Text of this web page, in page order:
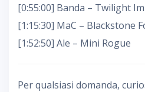
[0:55:00] Banda – Twilight
[1:15:30] MaC – Blackstone
[1:52:50] Ale – Mini Rogue
Per qualsiasi domanda,